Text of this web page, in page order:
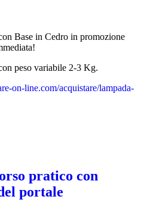
Base in Cedro in promozione
peso variabile 2-3 Kg.
on-line.com/acquistare/lampada-
pratico con
portale